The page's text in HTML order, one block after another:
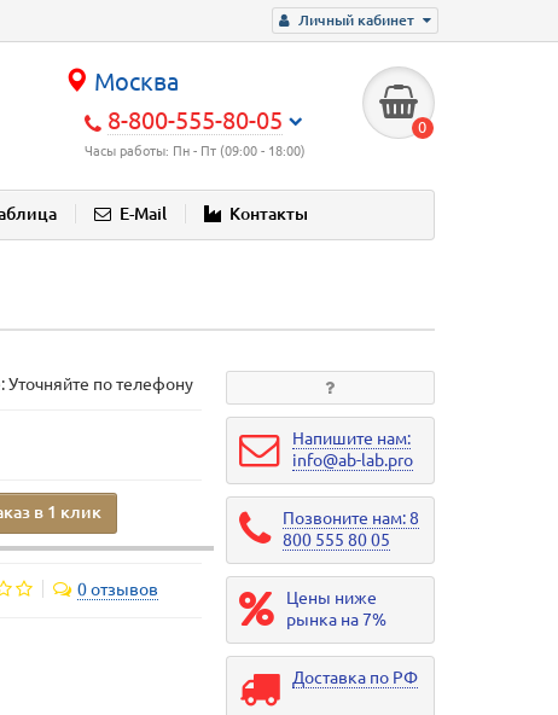
Личный кабинет
Москва
8-800-555-80-05
Часы работы: Пн - Пт (09:00 - 18:00)
0
E-Mail Контакты
Уточняйте по телефону
в 1 клик
0 отзывов
Напишите нам:
info@ab-lab.pro
Позвоните нам: 8
800 555 80 05
Цены ниже
рынка на 7%
Доставка по РФ